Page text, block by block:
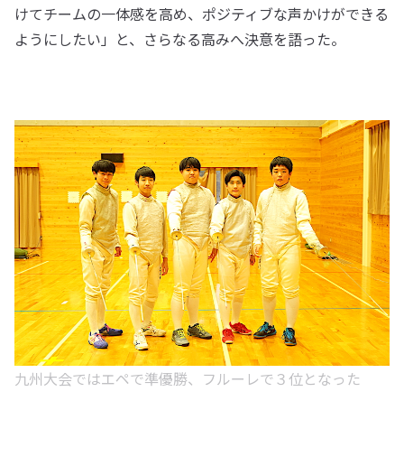
けてチームの一体感を高め、ポジティブな声かけができる
ようにしたい」と、さらなる高みへ決意を語った。
九州大会ではエペで準優勝、フルーレで３位となった